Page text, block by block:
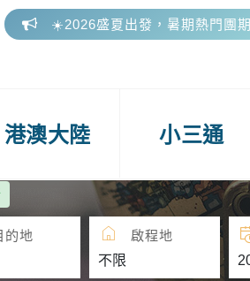
☀️2026盛夏出發，暑期熱門團期
🎁 美好假期參團好評抽好禮
港澳大陸 小三通
的地 啟程地